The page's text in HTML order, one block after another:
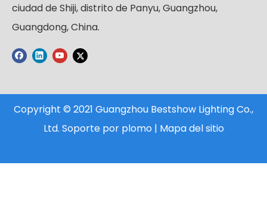
ciudad de Shiji, distrito de Panyu, Guangzhou,
Guangdong, China.
Copyright © 2021 Guangzhou Bestshow Lighting Co.,
Ltd. Soporte por plomo | Mapa del sitio